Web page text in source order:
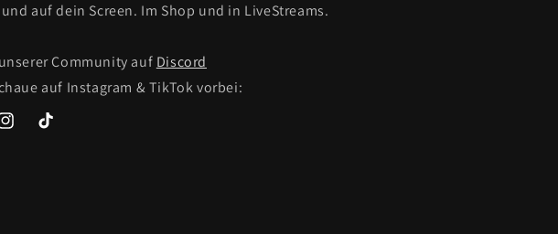
auf dein Screen. Im Shop und in LiveStreams.
Community auf Discord
auf Instagram & TikTok vorbei:
Instagram